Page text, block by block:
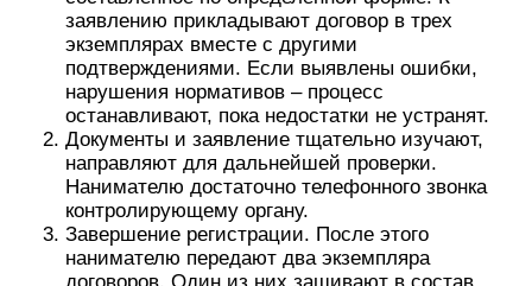
заявлению прикладывают договор в трех
экземплярах вместе с другими
подтверждениями. Если выявлены ошибки,
нарушения нормативов – процесс
останавливают, пока недостатки не устранят.
Документы и заявление тщательно изучают,
направляют для дальнейшей проверки.
Нанимателю достаточно телефонного звонка
контролирующему органу.
Завершение регистрации. После этого
нанимателю передают два экземпляра